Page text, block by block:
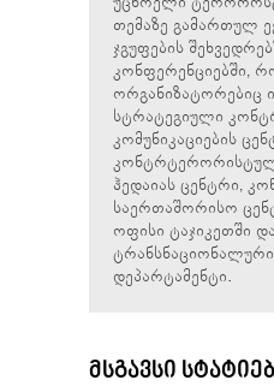
თემაზე გამართულ
ჯგუფების
კონფერენციებში,
ორგანიზატორებიც
სტრატეგიული
კომუნიკაციების
ჰედაიას ცენტრი,
საერთაშორისო
ოფისი ტაჯიკეთში
დეპარტამენტი.
ᲛᲡᲒᲐᲕᲡᲘ